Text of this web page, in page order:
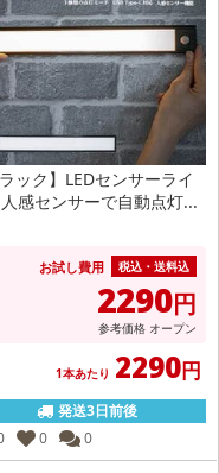
ラック】LEDセンサーライ
感センサーで自動点灯...
お試し費用 税込・送料込
2290円
参考価格 オープン
1本あたり 2290円
発送3日前後
0 0